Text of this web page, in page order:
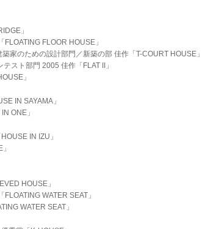
」
FLOOR HOUSE」
家のための設計部門／新築の部 佳作「T-COURT HOUSE」
スト部門 2005 佳作「FLAT II」
」
IN SAYAMA」
ONE」
IN IZU」
HOUSE」
WATER SEAT」
WATER SEAT」